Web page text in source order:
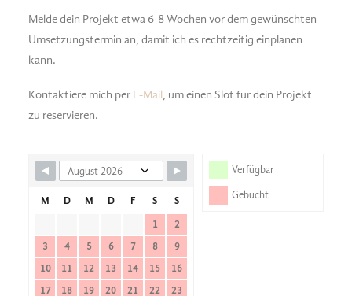
Melde dein Projekt etwa 6-8 Wochen vordem gewünschten
Umsetzungstermin an, damit ich es rechtzeitig einplanen
kann.
Kontaktiere mich per E-Mail, um einen Slot für dein Projekt
zu reservieren.
Verfügbar
Gebucht
M D M D F S
S
1
2
3
4 5 6 7 8
9
10
11 12 13 14 15
16
17
18 19 20 21 22
23